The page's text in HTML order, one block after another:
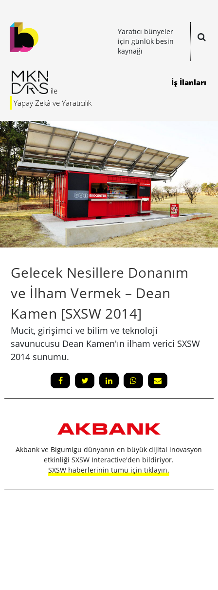
Yaratıcı bünyeler
için günlük besin
kaynağı
Yapay Zekâ ve Yaratıcılık
İş İlanları
Gelecek Nesillere Donanım
ve İlham Vermek – Dean
Kamen [SXSW 2014]
Mucit, girişimci ve bilim ve teknoloji
savunucusu Dean Kamen'ın ilham verici SXSW
2014 sunumu.
Akbank ve Bigumigu dünyanın en büyük dijital inovasyon
etkinliği SXSW Interactive'den bildiriyor.
SXSW haberlerinin tümü için tıklayın.